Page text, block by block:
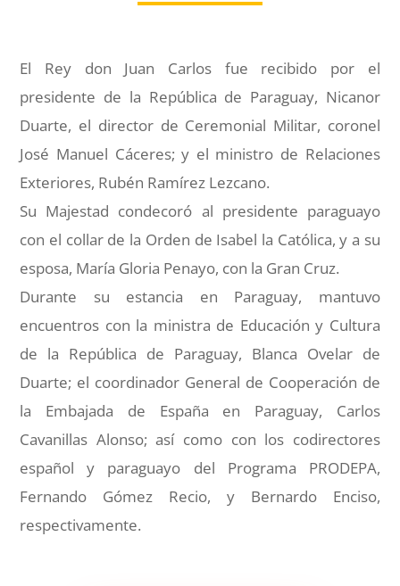
El Rey don Juan Carlos fue recibido por el
presidente de la República de Paraguay, Nicanor
Duarte, el director de Ceremonial Militar, coronel
José Manuel Cáceres; y el ministro de Relaciones
Exteriores, Rubén Ramírez Lezcano.
Su Majestad condecoró al presidente paraguayo
con el collar de la Orden de Isabel la Católica, y a su
esposa, María Gloria Penayo, con la Gran Cruz.
Durante su estancia en Paraguay, mantuvo
encuentros con la ministra de Educación y Cultura
de la República de Paraguay, Blanca Ovelar de
Duarte; el coordinador General de Cooperación de
la Embajada de España en Paraguay, Carlos
Cavanillas Alonso; así como con los codirectores
español y paraguayo del Programa PRODEPA,
Fernando Gómez Recio, y Bernardo Enciso,
respectivamente.